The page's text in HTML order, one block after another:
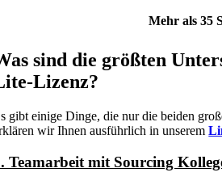
Mehr als 35
sind die größten
Lizenz?
gibt einige Dinge, die nur die beiden
wir Ihnen ausführlich in unserem
Teamarbeit mit Sourcing